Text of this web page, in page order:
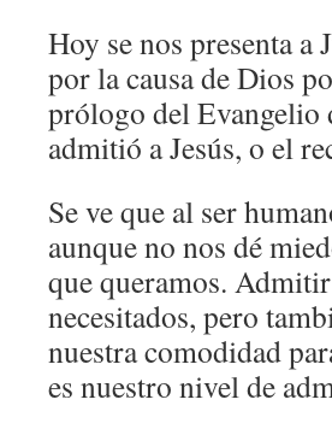
Hoy se nos presenta
por la causa de Dios
prólogo del Evangelio
admitió a Jesús, o el
Se ve que al ser
aunque no nos dé
que queramos.
necesitados, pero
nuestra comodidad
es nuestro nivel de